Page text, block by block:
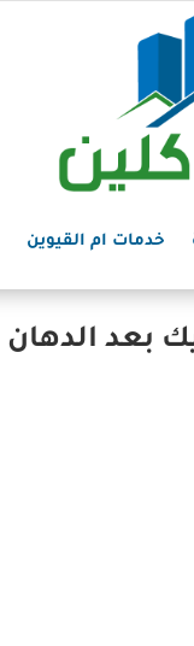
خدمات ام القيوين
بعد الدهان